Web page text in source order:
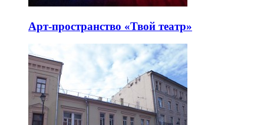
Арт-пространство «Твой театр»